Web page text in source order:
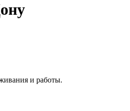
и работы.